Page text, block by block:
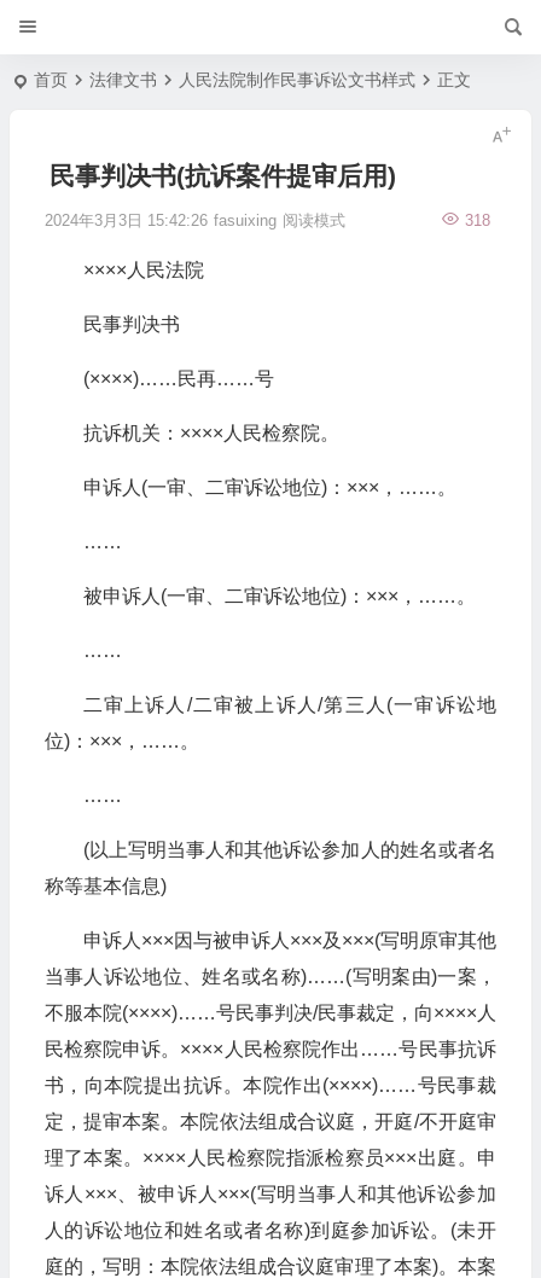
首页 法律文书 人民法院制作民事诉讼文书样式 正文
民事判决书(抗诉案件提审后用)
2024年3月3日 15:42:26 fasuixing 318
阅读模式
××××人民法院
民事判决书
(××××)……民再……号
抗诉机关：××××人民检察院。
申诉人(一审、二审诉讼地位)：×××，……。
……
被申诉人(一审、二审诉讼地位)：×××，……。
……
二审上诉人/二审被上诉人/第三人(一审诉讼地
位)：×××，……。
……
(以上写明当事人和其他诉讼参加人的姓名或者名
称等基本信息)
申诉人×××因与被申诉人×××及×××(写明原审其他
当事人诉讼地位、姓名或名称)……(写明案由)一案，
不服本院(××××)……号民事判决/民事裁定，向××××人
民检察院申诉。××××人民检察院作出……号民事抗诉
书，向本院提出抗诉。本院作出(××××)……号民事裁
定，提审本案。本院依法组成合议庭，开庭/不开庭审
理了本案。××××人民检察院指派检察员×××出庭。申
诉人×××、被申诉人×××(写明当事人和其他诉讼参加
人的诉讼地位和姓名或者名称)到庭参加诉讼。(未开
庭的，写明：本院依法组成合议庭审理了本案)。本案